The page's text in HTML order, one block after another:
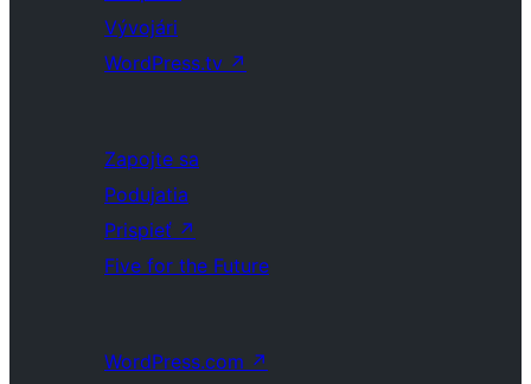
Vývojári
WordPress.tv ↗
Zapojte sa
Podujatia
Prispieť ↗
Five for the Future
WordPress.com ↗